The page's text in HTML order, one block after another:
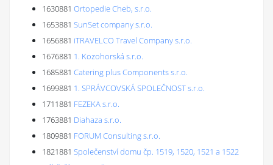
1630881 Ortopedie Cheb, s.r.o.
1653881 SunSet company s.r.o.
1656881 iTRAVELCO Travel Company s.r.o.
1676881 1. Kozohorská s.r.o.
1685881 Catering plus Components s.r.o.
1699881 1. SPRÁVCOVSKÁ SPOLEČNOST s.r.o.
1711881 FEZEKA s.r.o.
1763881 Diahaza s.r.o.
1809881 FORUM Consulting s.r.o.
1821881 Společenství domu čp. 1519, 1520, 1521 a 1522